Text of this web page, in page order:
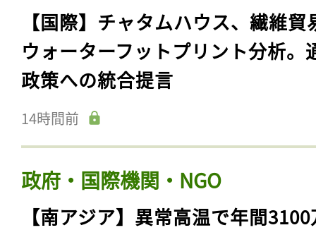
【国際】チャタムハウス、繊維貿
ウォーターフットプリント分析。
政策への統合提言
14時間前
政府・国際機関・NGO
【南アジア】異常高温で年間